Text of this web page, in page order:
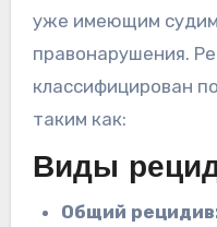
уже имеющим
правонарушения.
классифицирован
таким как:
Виды
Общий